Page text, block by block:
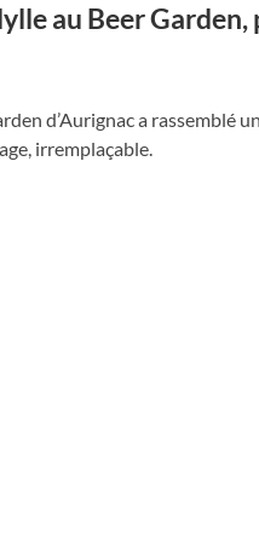
au Beer Garden,
d’Aurignac a rassemblé
irremplaçable.